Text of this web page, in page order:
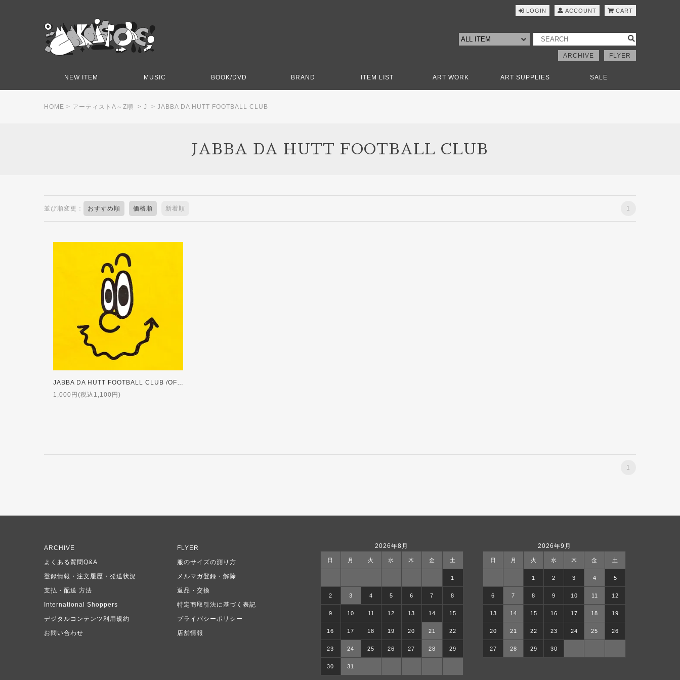
LOGIN ACCOUNT CART
ARCHIVE FLYER
NEW ITEM MUSIC BOOK/DVD BRAND ITEM LIST ART WORK ART SUPPLIES SALE
HOME > アーティストA～Z順 > J > JABBA DA HUTT FOOTBALL CLUB
JABBA DA HUTT FOOTBALL CLUB
並び順変更： おすすめ順 価格順 新着順 1
JABBA DA HUTT FOOTBALL CLUB /OFF THE WALL
1,000円(税込1,100円)
1
2026年8月
日 月 火 水 木 金 土
1
2 3 4 5 6 7 8
9 10 11 12 13 14 15
16 17 18 19 20 21 22
23 24 25 26 27 28 29
30 31
2026年9月
日 月 火 水 木 金 土
1 2 3 4 5
6 7 8 9 10 11 12
13 14 15 16 17 18 19
20 21 22 23 24 25 26
27 28 29 30
ARCHIVE
FLYER
よくある質問Q&A
服のサイズの測り方
登録情報・注文履歴・発送状況
メルマガ登録・解除
支払・配送 方法
返品・交換
International Shoppers
特定商取引法に基づく表記
デジタルコンテンツ利用規約
プライバシーポリシー
お問い合わせ
店舗情報